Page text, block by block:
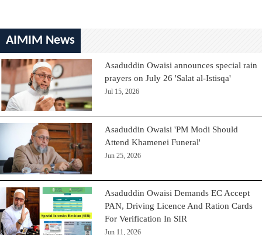
AIMIM News
Asaduddin Owaisi announces special rain
prayers on July 26 'Salat al-Istisqa'
Jul 15, 2026
Asaduddin Owaisi 'PM Modi Should
Attend Khamenei Funeral'
Jun 25, 2026
Asaduddin Owaisi Demands EC Accept
PAN, Driving Licence And Ration Cards
For Verification In SIR
Jun 11, 2026